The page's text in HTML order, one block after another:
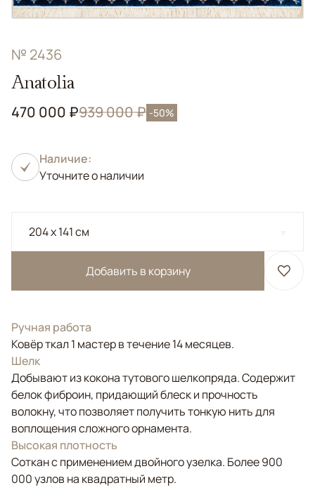
№ 2436
Anatolia
470 000 ₽939 000 ₽ -50%
Наличие:
Уточните о наличии
204 x 141 см
Добавить в корзину
Ручная работа
Ковёр ткал 1 мастер в течение 14 месяцев.
Шелк
Добывают из кокона тутового шелкопряда. Содержит
белок фиброин, придающий блеск и прочность
волокну, что позволяет получить тонкую нить для
воплощения сложного орнамента.
Высокая плотность
Соткан с применением двойного узелка. Более 900
000 узлов на квадратный метр.